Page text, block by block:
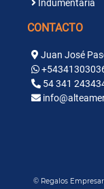
Indumentaria
CONTACTO
Juan José
54 341
© Regalos